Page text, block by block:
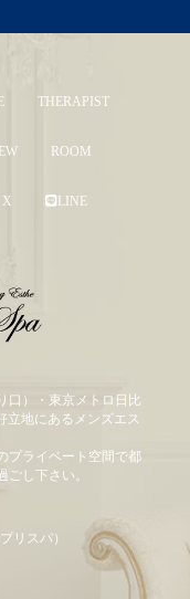
THERAPIST
ROOM
X LINE
口）・東京メトロ日比
立地にあるメンズエス
プライベート空間で都
し下さい。
リスパ）